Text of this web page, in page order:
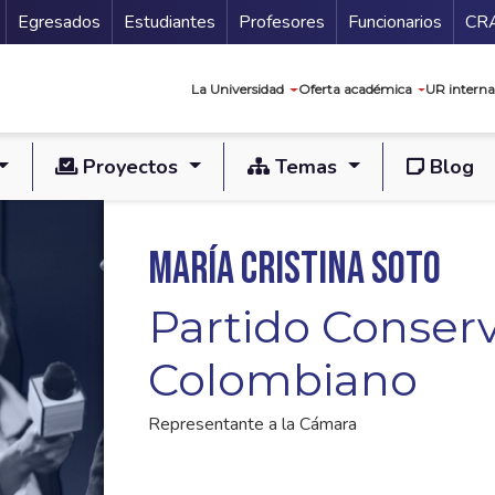
Secundario
Egresados Estudiantes Profesores Funcionarios
La Universidad Oferta académica UR
Proyectos Temas Blog
María Cristina Soto
Partido
Colombiano
Representante a la Cámara